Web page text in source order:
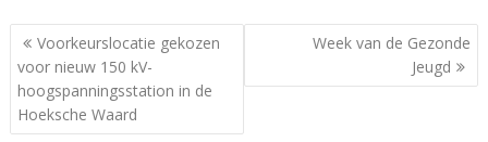
Berichtnavigatie
Voorkeurslocatie gekozen
voor nieuw 150 kV-
hoogspanningsstation in de
Hoeksche Waard
Week van de Gezonde
Jeugd